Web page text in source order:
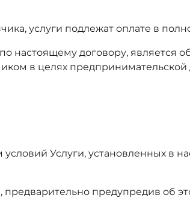
услуги подлежат оплате в
настоящему договору, является
в целях предпринимательской
Услуги, установленных в
предупредив об